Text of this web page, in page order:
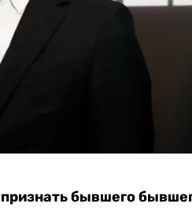
бывшего